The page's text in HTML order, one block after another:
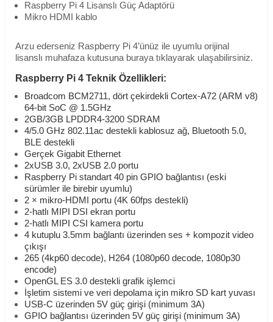
Raspberry Pi 4 Lisanslı Güç Adaptörü
Mikro HDMI kablo
Arzu ederseniz Raspberry Pi 4’ünüz ile uyumlu orijinal
lisanslı muhafaza kutusuna buraya tıklayarak ulaşabilirsiniz.
Raspberry Pi 4 Teknik Özellikleri:
Broadcom BCM2711, dört çekirdekli Cortex-A72 (ARM v8)
64-bit SoC @ 1.5GHz
2GB/3GB LPDDR4-3200 SDRAM
4/5.0 GHz 802.11ac destekli kablosuz ağ, Bluetooth 5.0,
BLE destekli
Gerçek Gigabit Ethernet
2xUSB 3.0, 2xUSB 2.0 portu
Raspberry Pi standart 40 pin GPIO bağlantısı (eski
sürümler ile birebir uyumlu)
2 × mikro-HDMI portu (4K 60fps destekli)
2-hatlı MIPI DSI ekran portu
2-hatlı MIPI CSI kamera portu
4 kutuplu 3.5mm bağlantı üzerinden ses + kompozit video
çıkışı
265 (4kp60 decode), H264 (1080p60 decode, 1080p30
encode)
OpenGL ES 3.0 destekli grafik işlemci
İşletim sistemi ve veri depolama için mikro SD kart yuvası
USB-C üzerinden 5V güç girişi (minimum 3A)
GPIO bağlantısı üzerinden 5V güç girişi (minimum 3A)